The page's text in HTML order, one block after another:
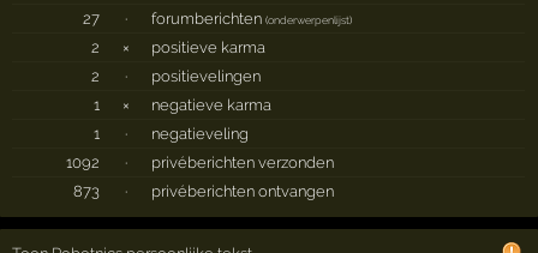
27
· forumberichten(onderwerpenlijst)
2 ×
positieve karma
2
·
positievelingen
1
×
negatieve karma
1
·
negatieveling
1092
·
privéberichten verzonden
873
· privéberichten ontvangen